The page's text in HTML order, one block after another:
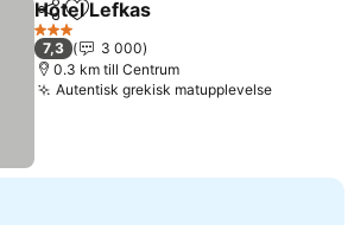
Dela Lägg till i Mina Favoriter
Hotel Lefkas
3 Stjärnor
7,3
3 000
0.3 km till Centrum
Autentisk grekisk matupplevelse